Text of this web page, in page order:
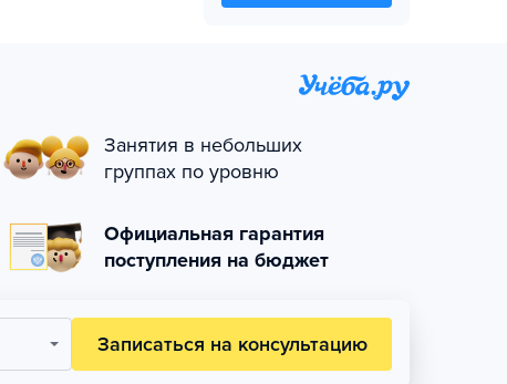
Занятия в небольших
группах по уровню
Официальная гарантия
поступления на бюджет
Записаться на консультацию